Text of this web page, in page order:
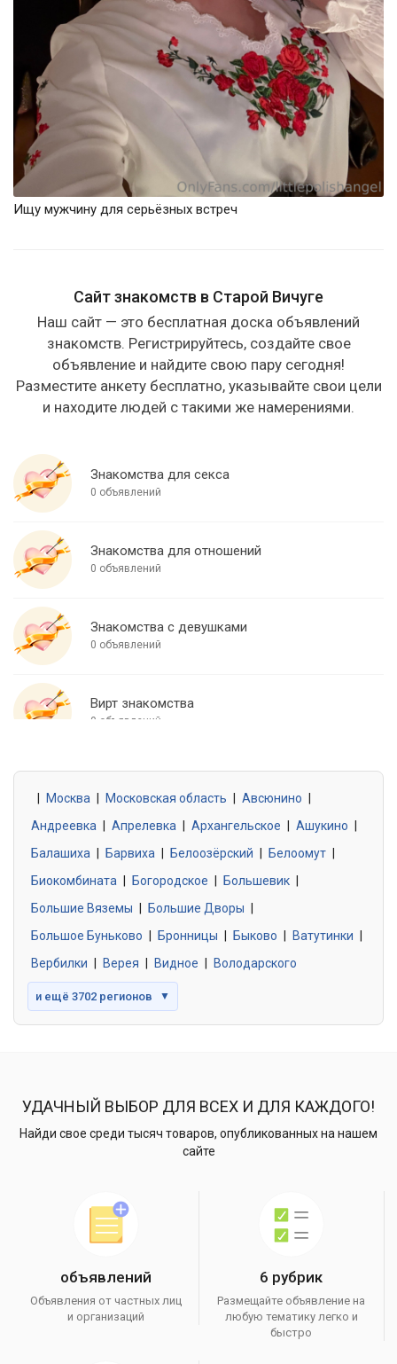
Ищу мужчину для серьёзных встреч
Сайт знакомств в Старой Вичуге
Наш сайт — это бесплатная доска объявлений
знакомств. Регистрируйтесь, создайте свое
объявление и найдите свою пару сегодня!
Разместите анкету бесплатно, указывайте свои цели
и находите людей с такими же намерениями.
Знакомства для секса
0 объявлений
Знакомства для отношений
0 объявлений
Знакомства с девушками
0 объявлений
Вирт знакомства
0 объявлений
0 объявлений
Знакомства без обязательств
0 объявлений
Москва Московская область Авсюнино
Андреевка
Апрелевка Архангельское Ашукино
Балашиха
Барвиха Белоозёрский Белоомут
Биокомбината
Богородское Большевик
Большие Вяземы
Большие Дворы
Большое Буньково
Бронницы Быково Ватутинки
Вербилки
Верея Видное Володарского
и ещё 3702 регионов ▼
УДАЧНЫЙ ВЫБОР ДЛЯ ВСЕХ И ДЛЯ КАЖДОГО!
Найди свое среди тысяч товаров, опубликованных на нашем
сайте
объявлений
Объявления от частных лиц
и организаций
6 рубрик
Размещайте объявление на
любую тематику легко и
быстро